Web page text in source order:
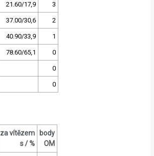
21.60/17,9 3
37.00/30,6 2
40.90/33,9 1
78.60/65,1 0
0
0
za vítězem
s / %
body
OM